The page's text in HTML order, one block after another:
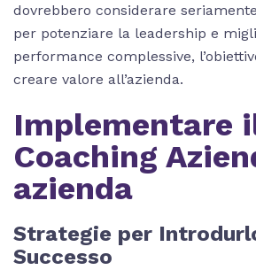
dovrebbero considerare
per potenziare la leadership e
performance complessive,
creare valore all’azienda.
Implementare
Coaching
azienda
Strategie per
Successo